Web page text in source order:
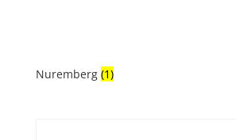
Nuremberg (1)